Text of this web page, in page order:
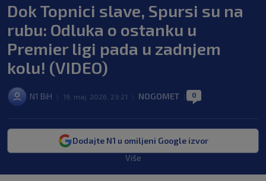
Dok Topnici slave, Spursi su na
rubu: Odluka o ostanku u
Premier ligi pada u zadnjem
kolu! (VIDEO)
N1 BiH 19. maj. 2026. 23:21 NOGOMET 0
Dodajte N1 u omiljeni Google izvor
Više